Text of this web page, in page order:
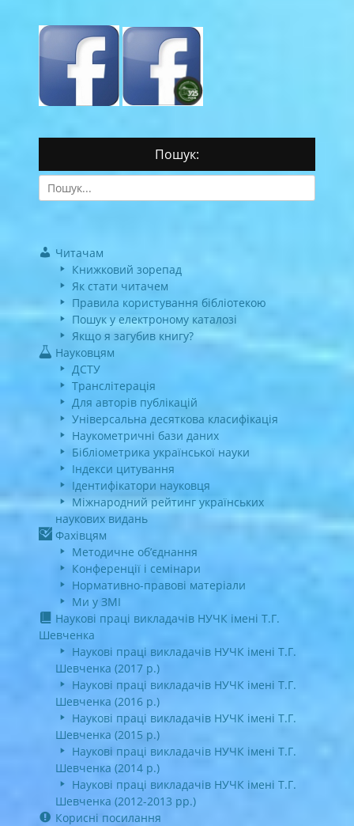
Пошук:
Search
for:
Читачам
Книжковий зорепад
Як стати читачем
Правила користування бібліотекою
Пошук у електроному каталозі
Якщо я загубив книгу?
Науковцям
ДСТУ
Транслітерація
Для авторів публікацій
Універсальна десяткова класифікація
Наукометричні бази даних
Бібліометрика української науки
Індекси цитування
Ідентифікатори науковця
Міжнародний рейтинг українських
наукових видань
Фахівцям
Методичне об’єднання
Конференції і семінари
Нормативно-правові матеріали
Ми у ЗМІ
Наукові праці викладачів НУЧК імені Т.Г.
Шевченка
Наукові праці викладачів НУЧК імені Т.Г.
Шевченка (2017 р.)
Наукові праці викладачів НУЧК імені Т.Г.
Шевченка (2016 р.)
Наукові праці викладачів НУЧК імені Т.Г.
Шевченка (2015 р.)
Наукові праці викладачів НУЧК імені Т.Г.
Шевченка (2014 р.)
Наукові праці викладачів НУЧК імені Т.Г.
Шевченка (2012-2013 рр.)
Корисні посилання